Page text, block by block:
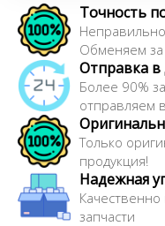
Точность
Обменяем за
Отправка в
Более 90%
отправляем
Только
продукция!
Надежная
запчасти